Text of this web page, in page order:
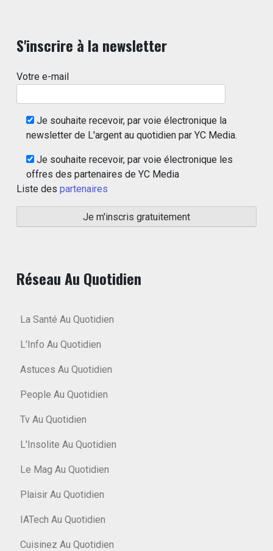
S'inscrire à la newsletter
Votre e-mail
Je souhaite recevoir, par voie électronique la
newsletter de L'argent au quotidien par YC Media.
Je souhaite recevoir, par voie électronique les
offres des partenaires de YC Media
Liste des partenaires
Réseau Au Quotidien
La Santé Au Quotidien
L'Info Au Quotidien
Astuces Au Quotidien
People Au Quotidien
Tv Au Quotidien
L'Insolite Au Quotidien
Le Mag Au Quotidien
Plaisir Au Quotidien
IATech Au Quotidien
Cuisinez Au Quotidien